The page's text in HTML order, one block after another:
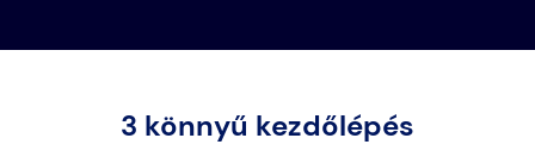
3 könnyű kezdőlépés